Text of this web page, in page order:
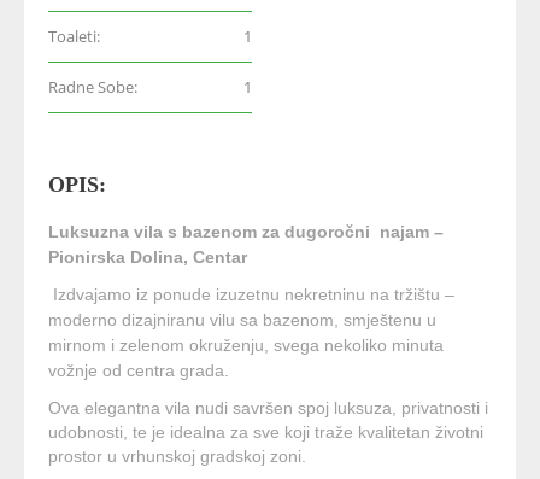
Toaleti: 1
Radne Sobe: 1
OPIS:
Luksuzna vila s bazenom za dugoročni najam –
Pionirska Dolina, Centar
Izdvajamo iz ponude izuzetnu nekretninu na tržištu –
moderno dizajniranu vilu sa bazenom, smještenu u
mirnom i zelenom okruženju, svega nekoliko minuta
vožnje od centra grada.
Ova elegantna vila nudi savršen spoj luksuza, privatnosti i
udobnosti, te je idealna za sve koji traže kvalitetan životni
prostor u vrhunskoj gradskoj zoni.